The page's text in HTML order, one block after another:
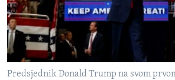
MAGAZIN
O GLASU AMERIKE
Learning English
Predsjednik Donald Trump na svom